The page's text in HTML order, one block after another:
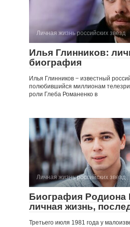
Личная жизнь российских звезд
Илья Глинников:
биография
Илья Глинников − известный
полюбившийся миллионам
роли Глеба Романенко в
Личная жизнь российских звезд
Биография Родиона
личная жизнь,
Третьего июля 1981 года у